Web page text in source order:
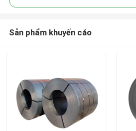
Sản phẩm khuyến cáo